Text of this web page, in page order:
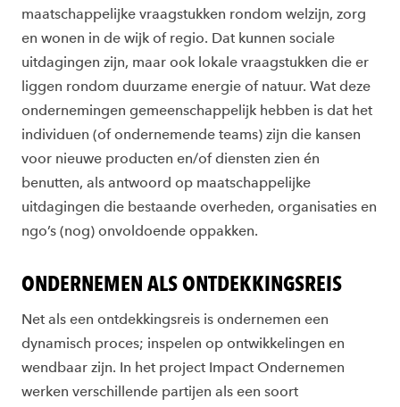
maatschappelijke vraagstukken rondom welzijn, zorg
en wonen in de wijk of regio. Dat kunnen sociale
uitdagingen zijn, maar ook lokale vraagstukken die er
liggen rondom duurzame energie of natuur. Wat deze
ondernemingen gemeenschappelijk hebben is dat het
individuen (of ondernemende teams) zijn die kansen
voor nieuwe producten en/of diensten zien én
benutten, als antwoord op maatschappelijke
uitdagingen die bestaande overheden, organisaties en
ngo’s (nog) onvoldoende oppakken.
ONDERNEMEN ALS ONTDEKKINGSREIS
Net als een ontdekkingsreis is ondernemen een
dynamisch proces; inspelen op ontwikkelingen en
wendbaar zijn. In het project Impact Ondernemen
werken verschillende partijen als een soort